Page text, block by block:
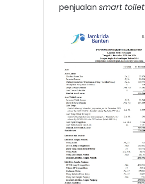
penjualansmart toilet